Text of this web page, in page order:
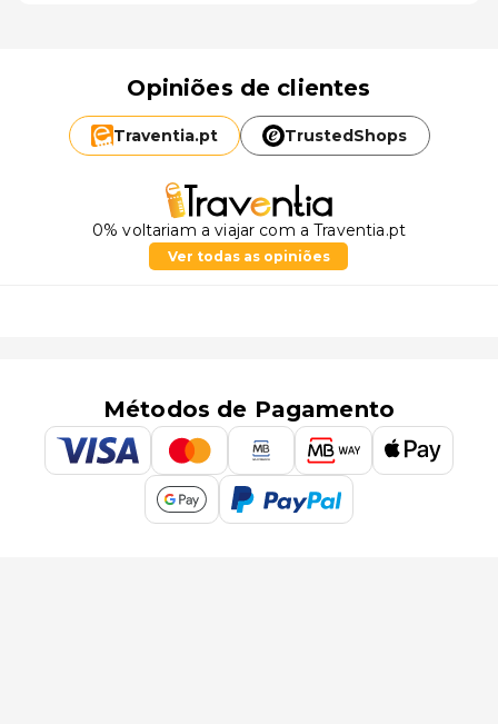
Opiniões de clientes
Traventia.pt TrustedShops
0% voltariam a viajar com a Traventia.pt
Ver todas as opiniões
Métodos de Pagamento